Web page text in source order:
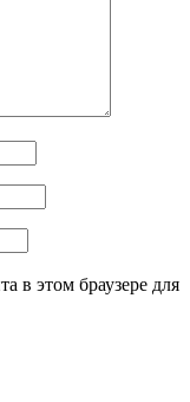
в этом браузере для